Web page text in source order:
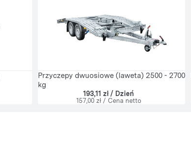
Przyczepy dwuosiowe (laweta) 2500 - 2700
kg
193,11 zł / Dzień
157,00 zł / Cena netto